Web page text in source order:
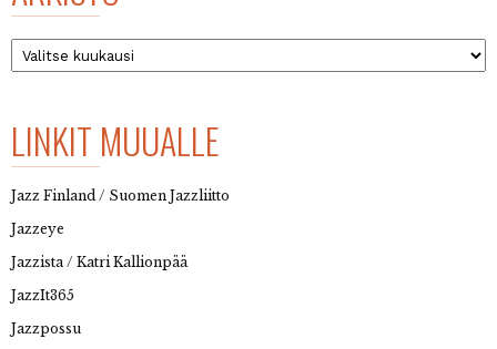
Arkisto
LINKIT MUUALLE
Jazz Finland / Suomen Jazzliitto
Jazzeye
Jazzista / Katri Kallionpää
JazzIt365
Jazzpossu